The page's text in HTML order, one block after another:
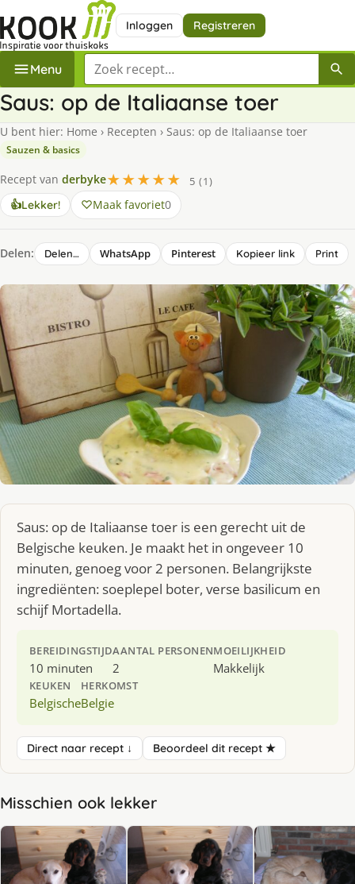
Inloggen Registreren
Menu Zoek een recept
Saus: op de Italiaanse toer
U bent hier: Home › Recepten › Saus: op de Italiaanse toer
Sauzen & basics
Recept van derbyke★★★★★
5 (1)
👍Lekker! Maak favoriet0
Delen: Delen… WhatsApp Pinterest Kopieer link Print
Saus: op de Italiaanse toer is een gerecht uit de
Belgische keuken. Je maakt het in ongeveer 10
minuten, genoeg voor 2 personen. Belangrijkste
ingrediënten: soeplepel boter, verse basilicum en
schijf Mortadella.
BEREIDINGSTIJD
10 minuten
AANTAL PERSONEN
2
MOEILIJKHEID
Makkelijk
KEUKEN
Belgische
HERKOMST
Belgie
Direct naar recept ↓ Beoordeel dit recept ★
Misschien ook lekker